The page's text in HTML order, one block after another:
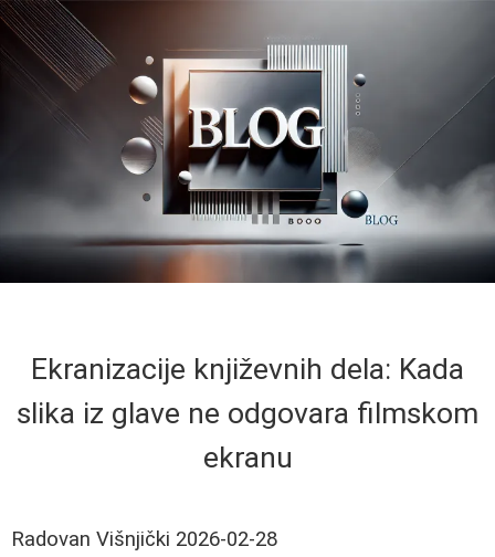
Ekranizacije književnih dela: Kada
slika iz glave ne odgovara filmskom
ekranu
Radovan Višnjički 2026-02-28